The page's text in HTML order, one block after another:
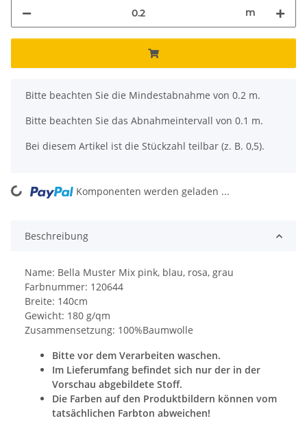
m
x
Bitte beachten Sie die Mindestabnahme von 0.2 m.
Bitte beachten Sie das Abnahmeintervall von 0.1 m.
Bei diesem Artikel ist die Stückzahl teilbar (z. B. 0,5).
Komponenten werden geladen ...
Beschreibung
Name: Bella Muster Mix pink, blau, rosa, grau
Farbnummer: 120644
Breite: 140cm
Gewicht: 180 g/qm
Zusammensetzung: 100%Baumwolle
Bitte vor dem Verarbeiten waschen.
Im Lieferumfang befindet sich nur der in der
Vorschau abgebildete Stoff.
Die Farben auf den Produktbildern können vom
tatsächlichen Farbton abweichen!